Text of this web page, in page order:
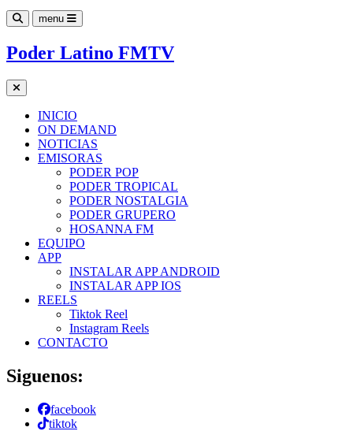
menu
Poder Latino FMTV
INICIO
ON DEMAND
NOTICIAS
EMISORAS
PODER POP
PODER TROPICAL
PODER NOSTALGIA
PODER GRUPERO
HOSANNA FM
EQUIPO
APP
INSTALAR APP ANDROID
INSTALAR APP IOS
REELS
Tiktok Reel
Instagram Reels
CONTACTO
Siguenos:
facebook
tiktok